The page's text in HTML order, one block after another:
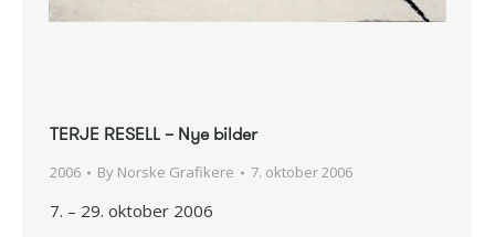
TERJE RESELL – Nye bilder
2006 By Norske Grafikere 7. oktober 2006
7. – 29. oktober 2006